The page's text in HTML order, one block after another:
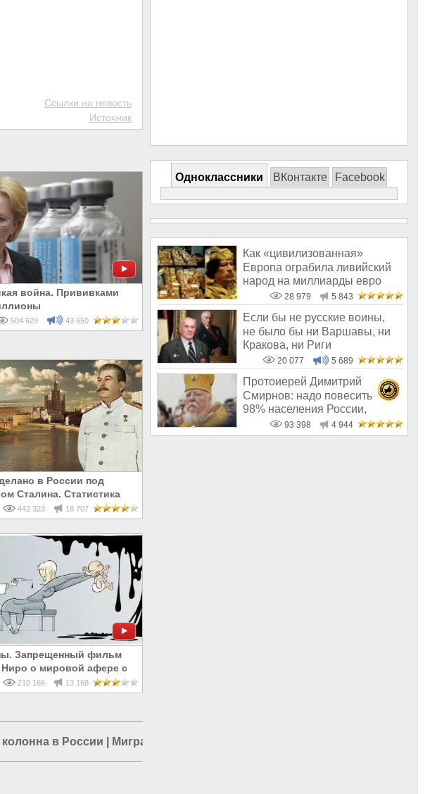
Ссылки на новость
Источник
война. Прививками
504 629 43 650
в России под
Сталина. Статистика
442 323 18 707
Запрещенный фильм
Ниро о мировой афере с
210 166 13 168
колонна в России Мигранты в Москве
Одноклассники ВКонтакте Facebook
Как «цивилизованная»
Европа ограбила ливийский
народ на миллиарды евро
28 979 5 843
Если бы не русские воины,
не было бы ни Варшавы, ни
Кракова, ни Риги
20 077 5 689
Протоиерей Димитрий
Смирнов: надо повесить
98% населения России,
чтобы восторжество
93 398 4 944